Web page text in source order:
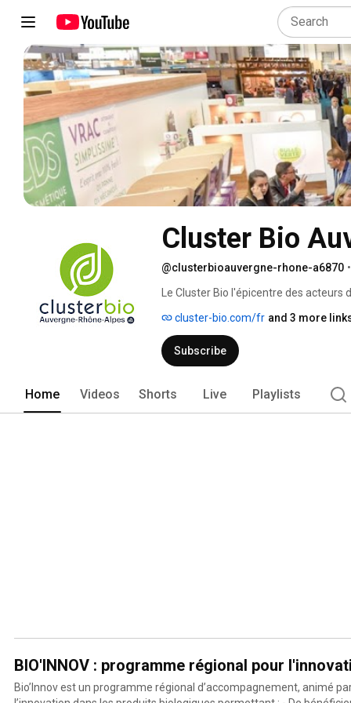
Cluster Bio
@clusterbioauvergne-rhone-a6870 •
Le Cluster Bio l'épicentre des acteurs
cluster-bio.com/fr and 3 more
Subscribe
Home Videos Shorts Live Playlists
BIO'INNOV : programme régional pour
Bio’Innov est un programme régional d’accompagnement, animé